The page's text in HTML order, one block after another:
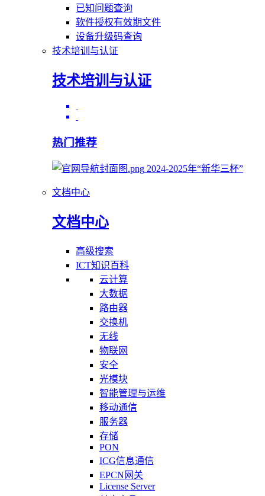
已知问题查询
软件授权有效期文件
设备升级码查询
技术培训与认证
技术培训与认证
热门推荐
2024-2025年“新华三杯”
文档中心
文档中心
高级搜索
ICT知识百科
云计算
大数据
路由器
交换机
无线
物联网
安全
光模块
智能管理与运维
移动通信
服务器
存储
PON
ICG信息通信
EPCN网关
License Server